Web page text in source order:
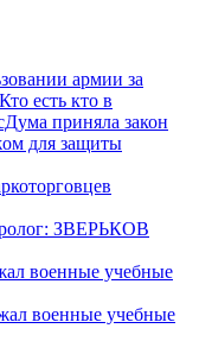
армии за
есть кто в
приняла закон
для защиты
ЗВЕРЬКОВ
военные учебные
военные учебные